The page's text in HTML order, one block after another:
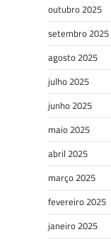
outubro 2025
setembro 2025
agosto 2025
julho 2025
junho 2025
maio 2025
abril 2025
março 2025
fevereiro 2025
janeiro 2025